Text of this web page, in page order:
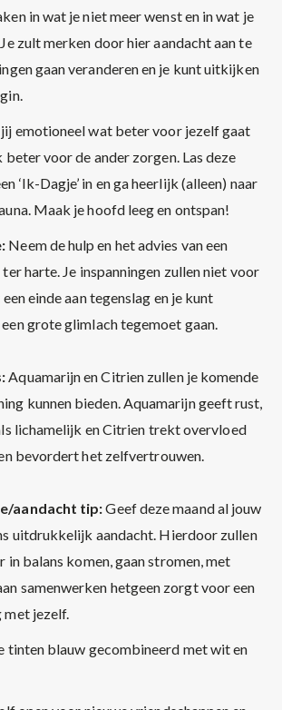
in wat je niet meer wenst en in wat je
zult merken door hier aandacht aan te
gaan veranderen en je kunt uitkijken
emotioneel wat beter voor jezelf gaat
beter voor de ander zorgen. Las deze
‘Ik-Dagje’ in en ga heerlijk (alleen) naar
Maak je hoofd leeg en ontspan!
Neem de hulp en het advies van een
ter harte. Je inspanningen zullen niet voor
einde aan tegenslag en je kunt
grote glimlach tegemoet gaan.
Aquamarijn en Citrien zullen je komende
kunnen bieden. Aquamarijn geeft rust,
lichamelijk en Citrien trekt overvloed
bevordert het zelfvertrouwen.
aandacht tip:Geef deze maand al jouw
uitdrukkelijk aandacht. Hierdoor zullen
in balans komen, gaan stromen, met
samenwerken hetgeen zorgt voor een
jezelf.
tinten blauw gecombineerd met wit en